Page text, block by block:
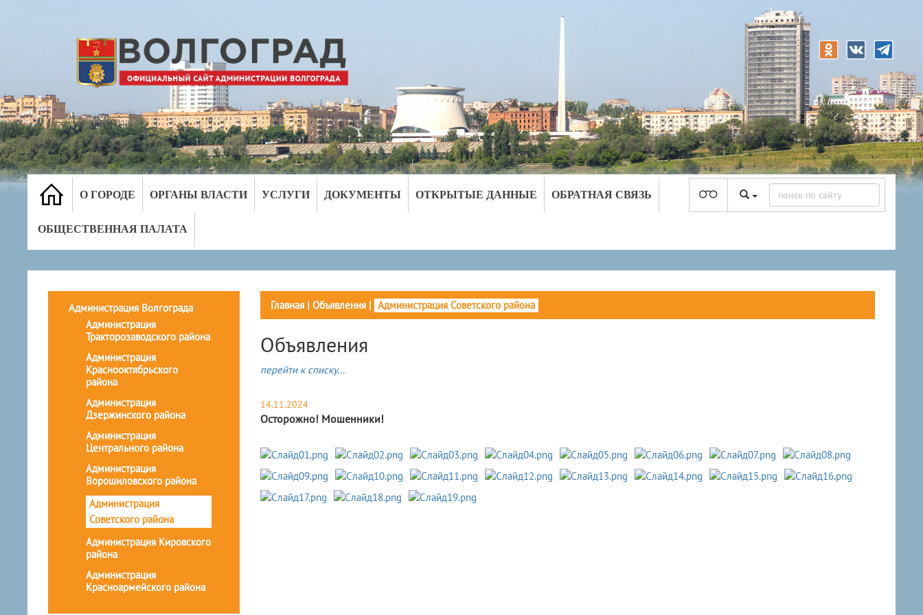
О ГОРОДЕ ОРГАНЫ ВЛАСТИ УСЛУГИ ДОКУМЕНТЫ ОТКРЫТЫЕ ДАННЫЕ ОБРАТНАЯ СВЯЗЬ
ОБЩЕСТВЕННАЯ ПАЛАТА
Администрация Волгограда
Администрация
Тракторозаводского района
Администрация
Краснооктябрьского
района
Администрация
Дзержинского района
Администрация
Центрального района
Администрация
Ворошиловского района
Администрация
Советского района
Администрация Кировского
района
Администрация
Красноармейского района
Главная| Объявления| Администрация Советского района
Объявления
перейти к списку...
14.11.2024
Осторожно! Мошенники!